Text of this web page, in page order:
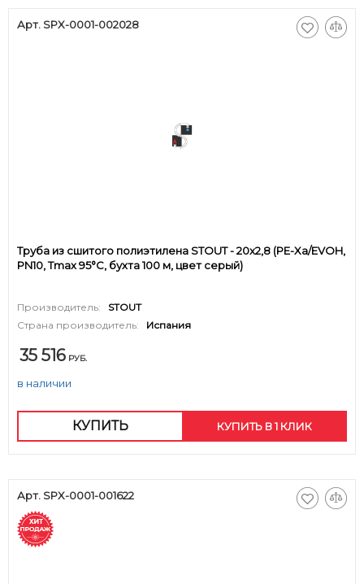
Арт. SPX-0001-002028
Труба из сшитого полиэтилена STOUT - 20x2,8 (PE-Xa/EVOH,
PN10, Tmax 95°C, бухта 100 м, цвет серый)
Производитель:
STOUT
Страна производитель:
Испания
35 516 РУБ.
в наличии
КУПИТЬ КУПИТЬ В 1 КЛИК
Арт. SPX-0001-001622